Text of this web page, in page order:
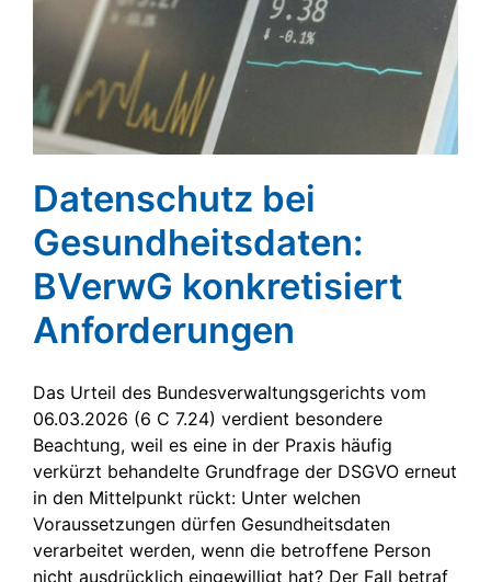
Datenschutz bei
Gesundheitsdaten:
BVerwG konkretisiert
Anforderungen
Das Urteil des Bundesverwaltungsgerichts vom
06.03.2026 (6 C 7.24) verdient besondere
Beachtung, weil es eine in der Praxis häufig
verkürzt behandelte Grundfrage der DSGVO erneut
in den Mittelpunkt rückt: Unter welchen
Voraussetzungen dürfen Gesundheitsdaten
verarbeitet werden, wenn die betroffene Person
nicht ausdrücklich eingewilligt hat? Der Fall betraf